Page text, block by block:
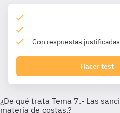
Con respuestas justificadas
Hacer test